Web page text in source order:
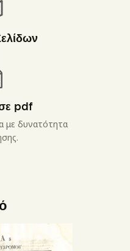
pdf
με δυνατότητα